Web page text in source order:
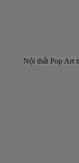
Nội thất Pop Art